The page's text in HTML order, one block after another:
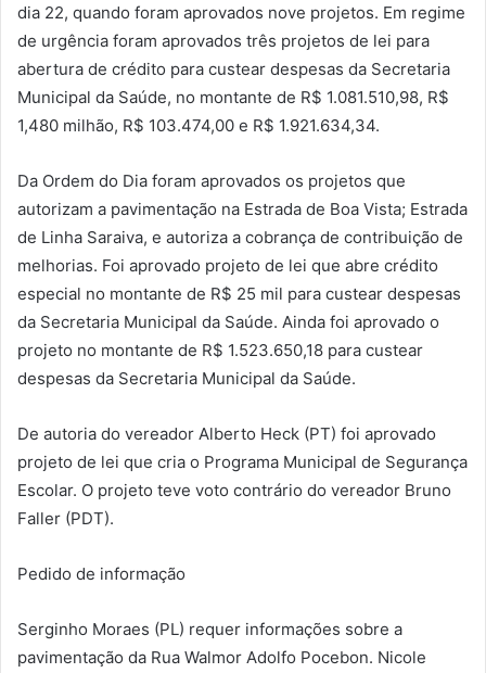
dia 22, quando foram aprovados nove projetos. Em regime
de urgência foram aprovados três projetos de lei para
abertura de crédito para custear despesas da Secretaria
Municipal da Saúde, no montante de R$ 1.081.510,98, R$
1,480 milhão, R$ 103.474,00 e R$ 1.921.634,34.
Da Ordem do Dia foram aprovados os projetos que
autorizam a pavimentação na Estrada de Boa Vista; Estrada
de Linha Saraiva, e autoriza a cobrança de contribuição de
melhorias. Foi aprovado projeto de lei que abre crédito
especial no montante de R$ 25 mil para custear despesas
da Secretaria Municipal da Saúde. Ainda foi aprovado o
projeto no montante de R$ 1.523.650,18 para custear
despesas da Secretaria Municipal da Saúde.
De autoria do vereador Alberto Heck (PT) foi aprovado
projeto de lei que cria o Programa Municipal de Segurança
Escolar. O projeto teve voto contrário do vereador Bruno
Faller (PDT).
Pedido de informação
Serginho Moraes (PL) requer informações sobre a
pavimentação da Rua Walmor Adolfo Pocebon. Nicole